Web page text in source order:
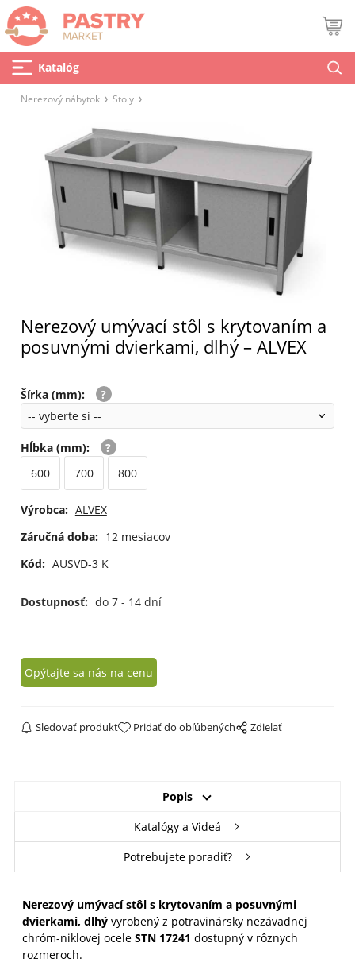
Katalóg
Nerezový nábytok Stoly
Nerezový umývací stôl s krytovaním a
posuvnými dvierkami, dlhý – ALVEX
Šírka (mm):
Hĺbka (mm):
600
700 800
Výrobca: ALVEX
Záručná doba: 12 mesiacov
Kód: AUSVD-3 K
Dostupnosť: do 7 - 14 dní
Opýtajte sa nás na cenu
Sledovať produkt Pridať do obľúbených Zdielať
Popis
Katalógy a Videá
Potrebujete poradiť?
Nerezový umývací stôl s krytovaním a posuvnými
dvierkami, dlhývyrobený z potravinársky nezávadnej
chróm-niklovej ocele STN 17241 dostupný v rôznych
rozmeroch.